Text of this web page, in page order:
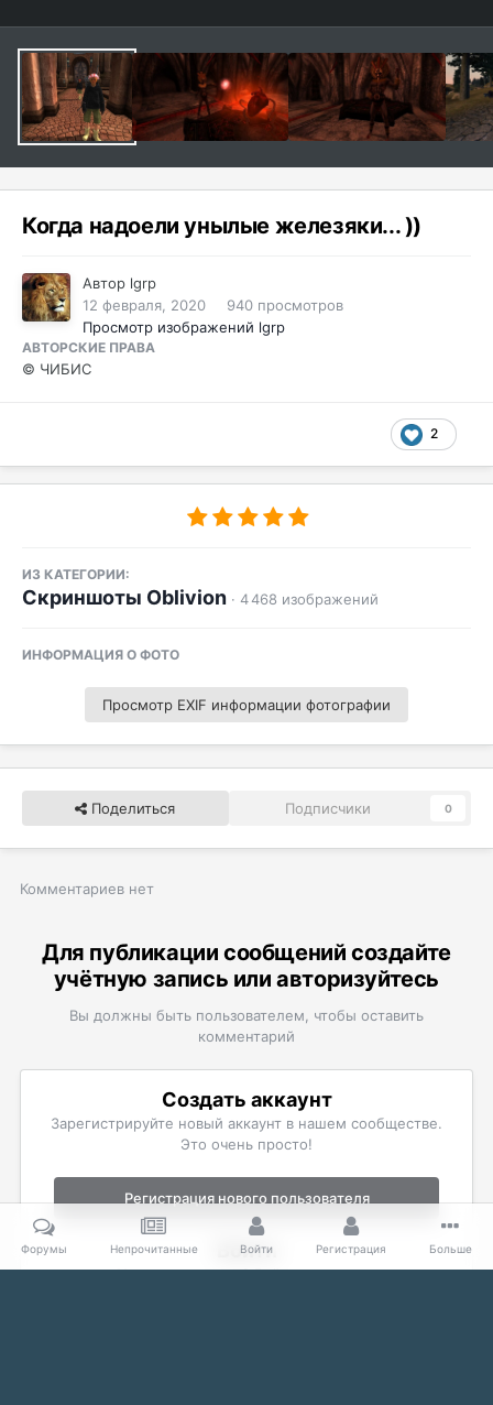
Когда надоели унылые железяки... ))
Автор lgrp
12 февраля, 2020
940 просмотров
Просмотр изображений lgrp
АВТОРСКИЕ ПРАВА
© ЧИБИС
2
ИЗ КАТЕГОРИИ:
Скриншоты Oblivion · 4 468 изображений
ИНФОРМАЦИЯ О ФОТО
Просмотр EXIF информации фотографии
Поделиться Подписчики 0
Комментариев нет
Для публикации сообщений создайте
учётную запись или авторизуйтесь
Вы должны быть пользователем, чтобы оставить
комментарий
Создать аккаунт
Зарегистрируйте новый аккаунт в нашем сообществе.
Это очень просто!
Регистрация нового пользователя
Войти
Уже есть аккаунт? Войти в систему.
Форумы Непрочитанные Войти Регистрация Больше